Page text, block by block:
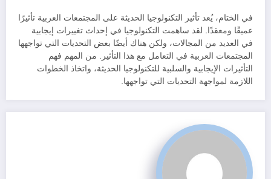
في الختام، يُعد تأثير التكنولوجيا الحديثة على المجتمعات العربية تأثيرًا
عميقًا ومعقدًا. لقد ساهمت التكنولوجيا في إحداث تغييرات إيجابية
في العديد من المجالات، ولكن هناك أيضًا بعض التحديات التي تواجهها
المجتمعات العربية في التعامل مع هذا التأثير. من المهم فهم
التأثيرات الإيجابية والسلبية للتكنولوجيا الحديثة، واتخاذ الخطوات
اللازمة لمواجهة التحديات التي تواجهها.